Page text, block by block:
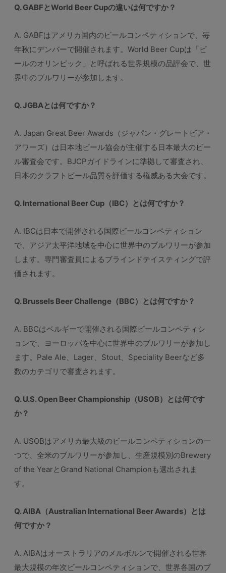
Q. GABFとWorld Beer Cupの違いは何ですか？
A. GABFはアメリカ国内のビールコンペティションで、毎
年秋にデンバーで開催されます。World Beer Cupは「ビ
ールのオリンピック」と呼ばれる世界規模の品評会で、世
界中のブルワリーが参加します。
Q. JGBAとは何ですか？
A. Japan Great Beer Awards（ジャパン・グレートビア・
アワーズ）は日本地ビール協会が主催する日本最大のビー
ル審査会です。BJCPガイドラインに準拠して審査され、
日本のクラフトビール品質を評価する権威ある大会です。
Q. International Beer Cup（IBC）とは何ですか？
A. IBCは日本で開催される国際ビールコンペティション
で、アジア太平洋地域を中心に世界中のブルワリーが参加
します。専門審査員によるブラインドテイスティングで評
価されます。
Q. Brussels Beer Challenge（BBC）とは何ですか？
A. BBCはベルギーで開催される国際ビールコンペティシ
ョンで、ヨーロッパを中心に世界中のブルワリーが参加し
ます。Pale Ale、Lager、Stout、Speciality Beerなど多
数のカテゴリで審査されます。
Q. U.S. Open Beer Championship（USOB）とは何です
か？
A. USOBはアメリカ最大級のビールコンペティションの一
つで、全米のブルワリーが参加し、生産規模別のBrewery
of the YearとGrand National Championも選出されま
す。
Q. AIBA（Australian International Beer Awards）とは
何ですか？
A. AIBAはオーストラリアのメルボルンで開催される世界
最大規模の年次ビールコンペティションで、世界各国のブ